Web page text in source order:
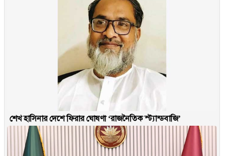
শেখ হাসিনার দেশে ফিরার ঘোষণা ‘রাজনৈতিক স্ট্যান্ডবাজি’